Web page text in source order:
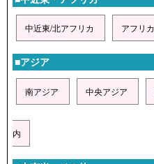
中近東/北アフリカ アフリカ
■アジア
南アジア 中央アジア
内